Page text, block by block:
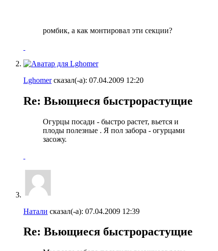
ромбик, а как монтировал эти секции?
Lghomerсказал(-а): 07.04.2009 12:20
Re: Вьющиеся быстрорастущие
Огурцы посади - быстро растет, вьется и
плоды полезные . Я пол забора - огурцами
засожу.
Натали сказал(-а): 07.04.2009 12:39
Re: Вьющиеся быстрорастущие